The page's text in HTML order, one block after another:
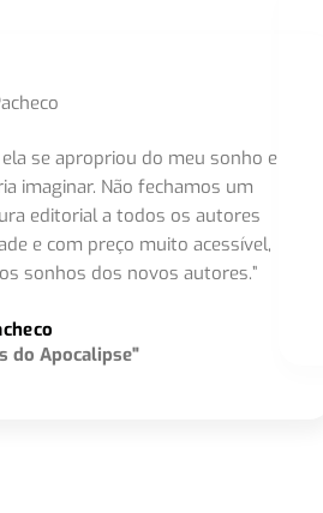
se apropriou do meu sonho e
imaginar. Não fechamos um
editorial a todos os autores
e com preço muito acessível,
sonhos dos novos autores.”
do Apocalipse"